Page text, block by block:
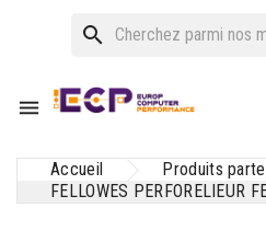
search

Accueil
Produits
FELLOWES PERFORELIEUR